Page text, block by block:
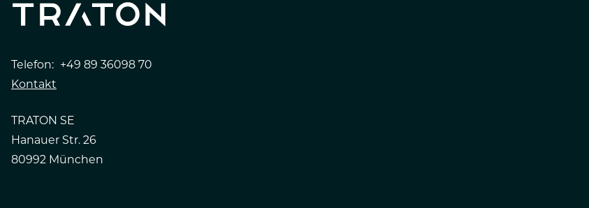
Telefon: +49 89 36098 70
Kontakt
TRATON SE
Hanauer Str. 26
80992 München